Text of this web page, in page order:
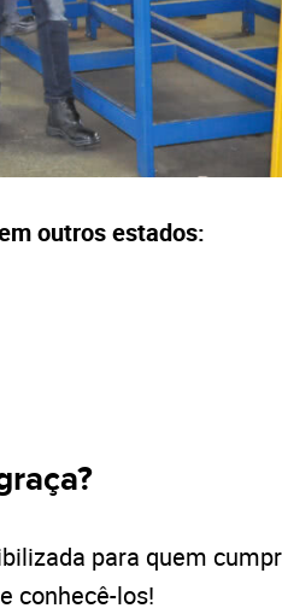
outros estados:
para quem
conhecê-los!